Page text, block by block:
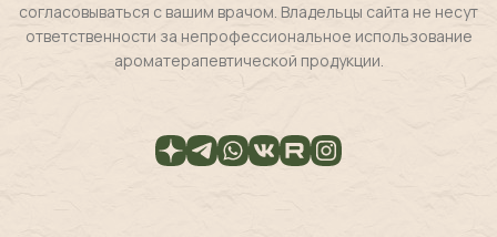
согласовываться с вашим врачом. Владельцы сайта не несут
ответственности за непрофессиональное использование
ароматерапевтической продукции.